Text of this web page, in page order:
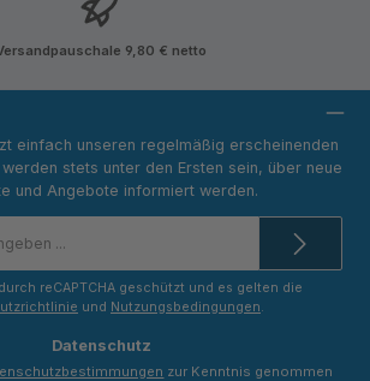
9,80 € netto
einfach unseren regelmäßig erscheinenden
stets unter den Ersten sein, über neue
und Angebote informiert werden.
reCAPTCHA geschützt und es gelten die
und Nutzungsbedingungen.
Datenschutz
zur Kenntnis genommen